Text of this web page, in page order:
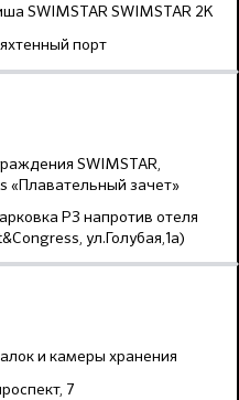
SWIMSTAR SWIMSTAR 2K
порт
SWIMSTAR,
«Плавательный зачет»
Р3 напротив отеля
ул.Голубая,1а)
и камеры хранения
7